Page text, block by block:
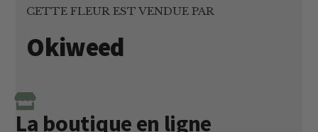
CETTE FLEUR EST VENDUE PAR
Okiweed
La boutique en ligne